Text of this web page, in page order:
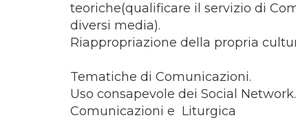
teoriche(qualificare il servizio di
diversi media).
Riappropriazione della propria
Tematiche di Comunicazioni.
Uso consapevole dei Social Network.
Comunicazioni e Liturgica